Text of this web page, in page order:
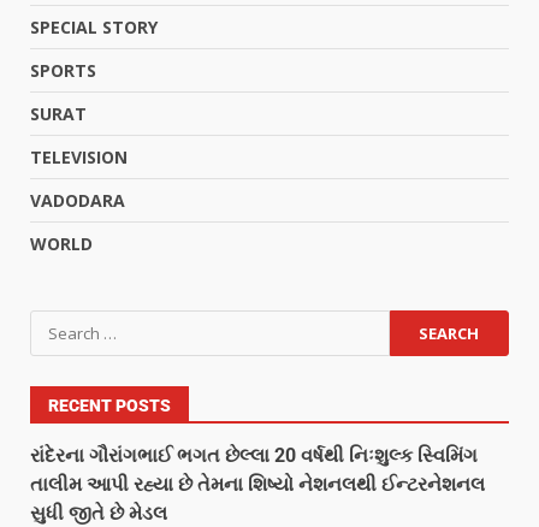
SPECIAL STORY
SPORTS
SURAT
TELEVISION
VADODARA
WORLD
RECENT POSTS
રાંદેરના ગૌરાંગભાઈ ભગત છેલ્લા 20 વર્ષથી નિઃશુલ્ક સ્વિમિંગ
તાલીમ આપી રહ્યા છે તેમના શિષ્યો નેશનલથી ઈન્ટરનેશનલ
સુધી જીતે છે મેડલ